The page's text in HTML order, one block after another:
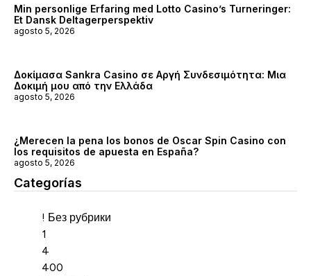
Min personlige Erfaring med Lotto Casino’s Turneringer:
Et Dansk Deltagerperspektiv
agosto 5, 2026
Δοκίμασα Sankra Casino σε Αργή Συνδεσιμότητα: Μια
Δοκιμή μου από την Ελλάδα
agosto 5, 2026
¿Merecen la pena los bonos de Oscar Spin Casino con
los requisitos de apuesta en España?
agosto 5, 2026
Categorías
! Без рубрики
1
4
400